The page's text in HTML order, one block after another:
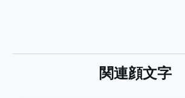
関連顔文字